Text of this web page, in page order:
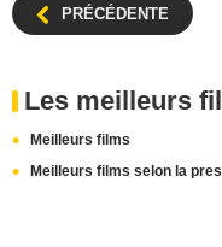
PRÉCÉDENTE
Les meilleurs
Meilleurs films
Meilleurs films selon la